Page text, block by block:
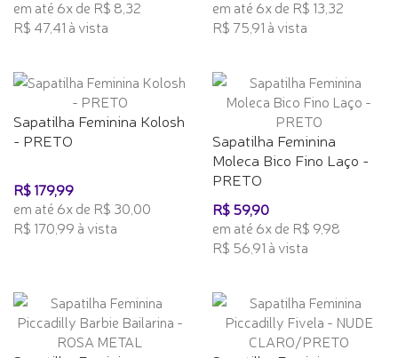
em até 6x de R$ 8,32
R$ 47,41 à vista
em até 6x de R$ 13,32
R$ 75,91 à vista
Sapatilha Feminina Kolosh
- PRETO
R$ 179,99
em até 6x de R$ 30,00
R$ 170,99 à vista
Sapatilha Feminina
Moleca Bico Fino Laço -
PRETO
R$ 59,90
em até 6x de R$ 9,98
R$ 56,91 à vista